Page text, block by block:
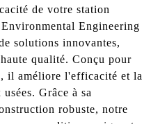
de votre station
Engineering
solutions innovantes,
qualité. Conçu pour
il améliore l'efficacité et la
Grâce à sa
robuste, notre